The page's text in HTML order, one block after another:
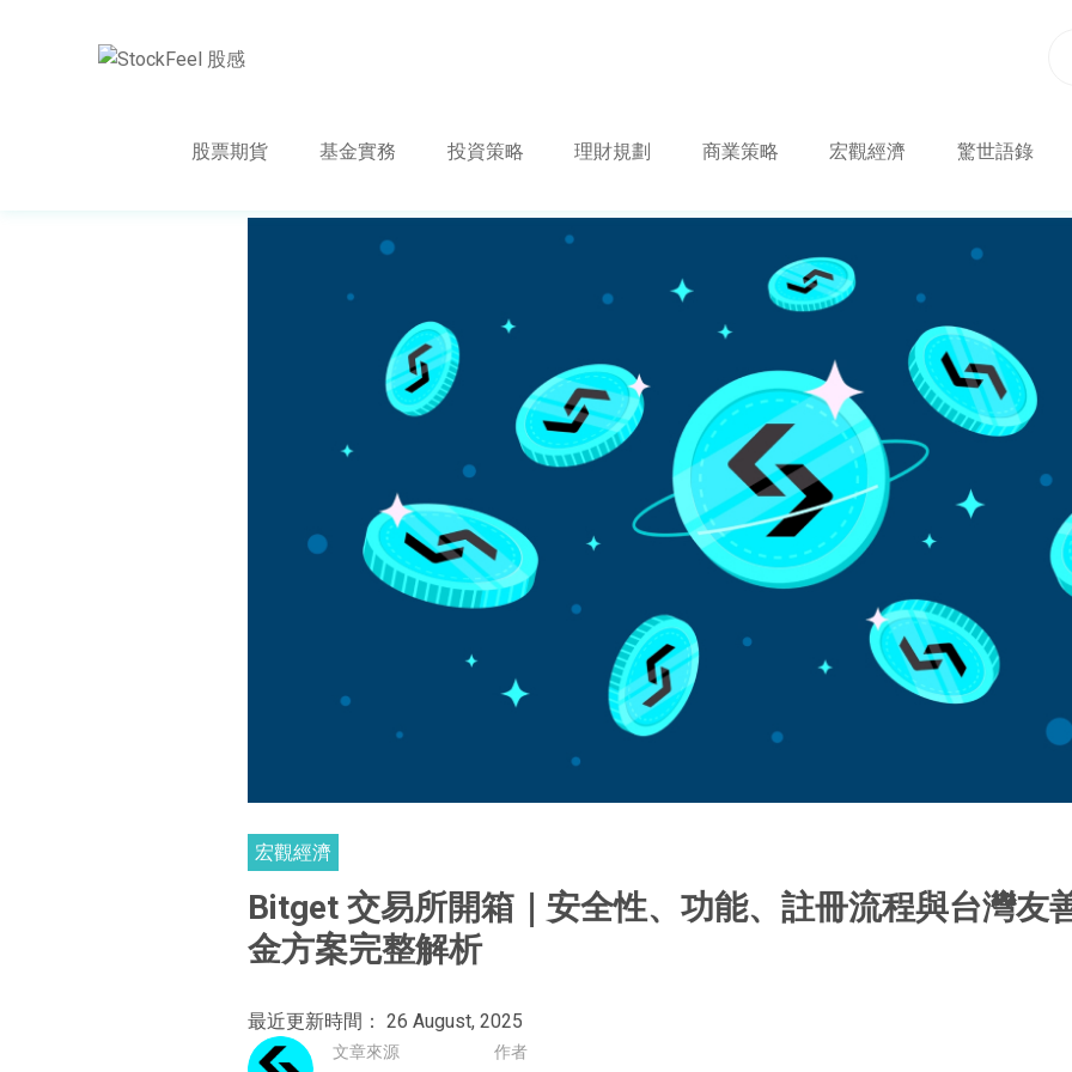
股票期貨 基金實務 投資策略 理財規劃 商業策略 宏觀經濟 驚世語錄
宏觀經濟
Bitget 交易所開箱｜安全性、功能、註冊流程與台灣友
金方案完整解析
最近更新時間： 26 August, 2025
文章來源 作者